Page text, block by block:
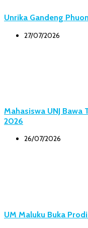
Unrika Gandeng
27/07/2026
Mahasiswa UNJ Bawa
2026
26/07/2026
UM Maluku Buka